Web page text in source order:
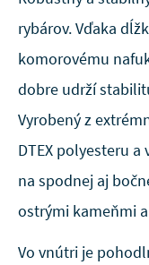
rybárov. Vďaka
komorovému
dobre udrží
Vyrobený z
DTEX polyesteru
na spodnej aj
ostrými kameňmi
Vo vnútri je